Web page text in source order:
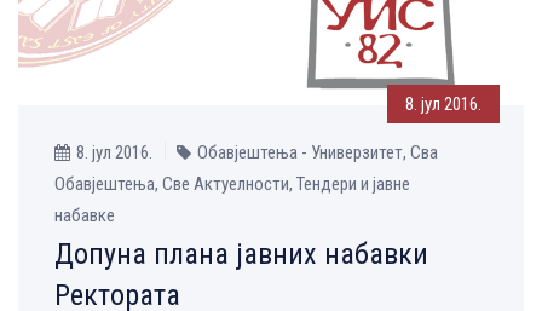
8. јул 2016.
8. јул 2016.
Обавјештења - Универзитет, Сва
Обавјештења, Све Aктуелности, Тендери и јавне
набавке
Допуна плана јавних набавки
Ректората